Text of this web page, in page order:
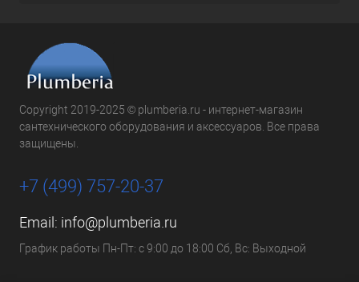
Copyright 2019-2025 © plumberia.ru - интернет-магазин
сантехнического оборудования и аксессуаров. Все права
защищены.
+7 (499) 757-20-37
Email: info@plumberia.ru
График работы Пн-Пт: с 9:00 до 18:00 Сб, Вс: Выходной